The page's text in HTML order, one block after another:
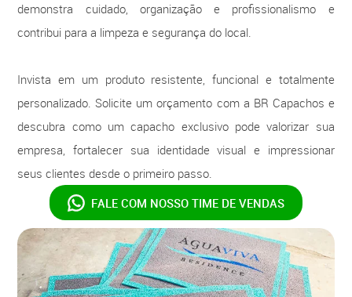
demonstra cuidado, organização e profissionalismo e
contribui para a limpeza e segurança do local.
Invista em um produto resistente, funcional e totalmente
personalizado. Solicite um orçamento com a BR Capachos e
descubra como um capacho exclusivo pode valorizar sua
empresa, fortalecer sua identidade visual e impressionar
seus clientes desde o primeiro passo.
FALE COM NOSSO TIME DE VENDAS